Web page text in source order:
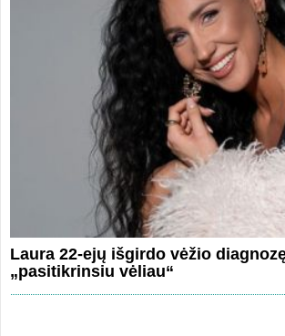
Laura 22-ejų išgirdo vėžio
„pasitikrinsiu vėliau“